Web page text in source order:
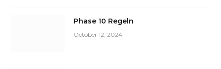
Phase 10 Regeln
October 12, 2024